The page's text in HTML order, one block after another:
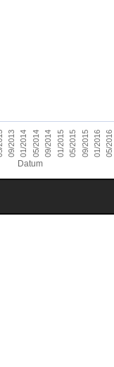
Datum
09/2013 01/2014 05/2014 09/2014 01/2015 05/2015 09/2015 01/2016 05/2016